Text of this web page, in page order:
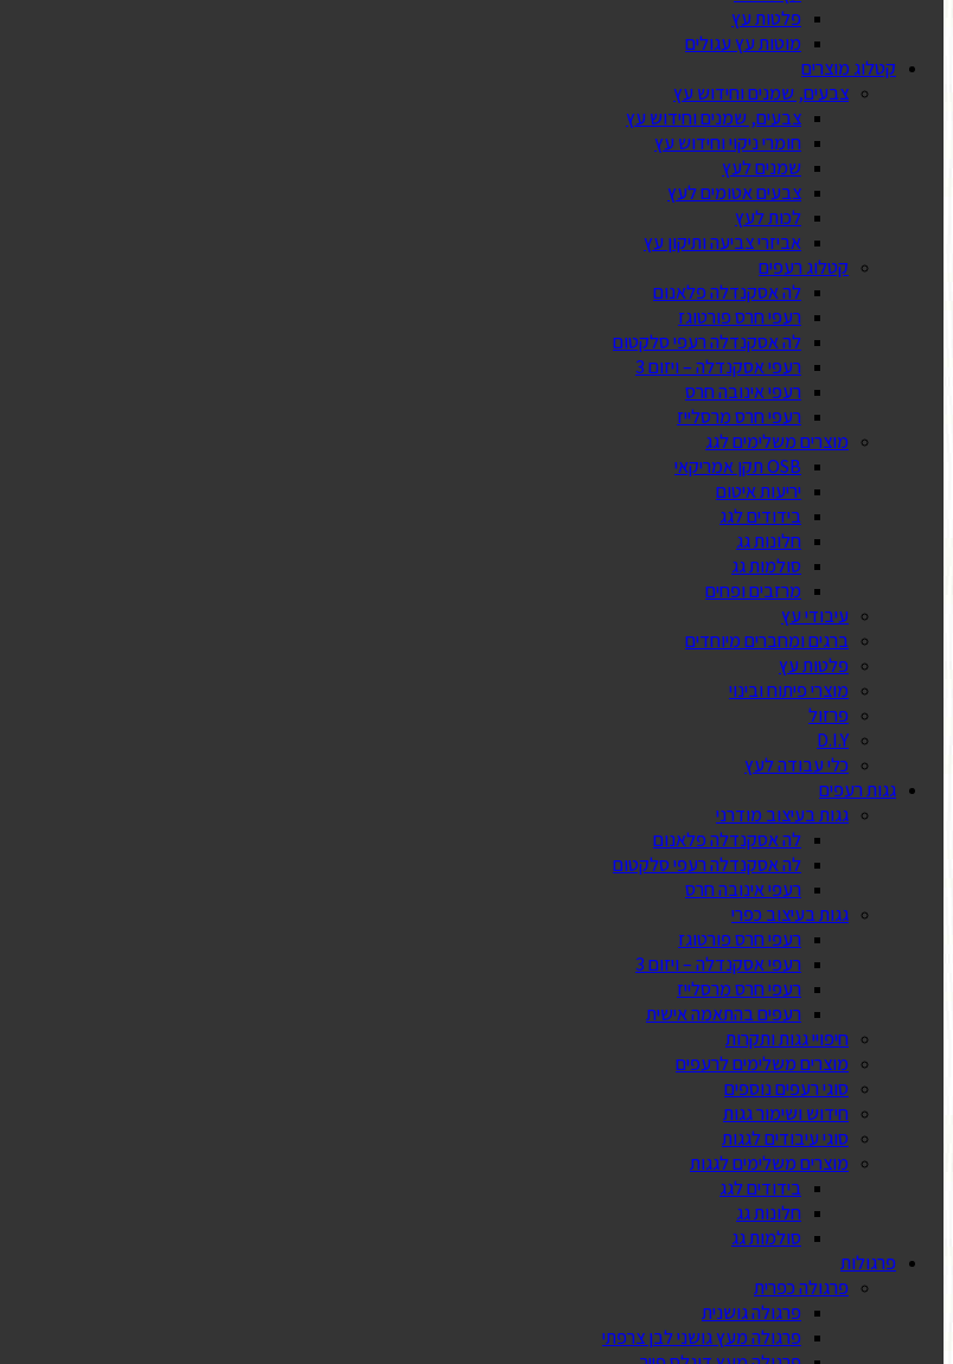
פלטות עץ
מוטות עץ עגולים
קטלוג מוצרים
צבעים, שמנים וחידוש עץ
צבעים, שמנים וחידוש עץ
חומרי ניקוי וחידוש עץ
שמנים לעץ
צבעים אטומים לעץ
לכות לעץ
אביזרי צביעה ותיקון עץ
קטלוג רעפים
לה אסקנדלה פלאנום
רעפי חרס פורטוגז
לה אסקנדלה רעפי סלקטום
רעפי אסקנדלה – ויזום 3
רעפי אינובה חרס
רעפי חרס מרסלייז
מוצרים משלימים לגג
OSB תקן אמריקאי
יריעות איטום
בידודים לגג
חלונות גג
סולמות גג
מרזבים ופחים
עיבודי עץ
ברגים ומחברים מיוחדים
פלטות עץ
מוצרי פיתוח ובינוי
פרזול
D.I.Y
כלי עבודה לעץ
גגות רעפים
גגות בעיצוב מודרני
לה אסקנדלה פלאנום
לה אסקנדלה רעפי סלקטום
רעפי אינובה חרס
גגות בעיצוב כפרי
רעפי חרס פורטוגז
רעפי אסקנדלה – ויזום 3
רעפי חרס מרסלייז
רעפים בהתאמה אישית
חיפויי גגות ותקרות
מוצרים משלימים לרעפים
סוגי רעפים נוספים
חידוש ושימור גגות
סוגי עיבודים לגגות
מוצרים משלימים לגגות
בידודים לגג
חלונות גג
סולמות גג
פרגולות
פרגולה כפרית
פרגולה גושנית
פרגולה מעץ גושני לבן צרפתי